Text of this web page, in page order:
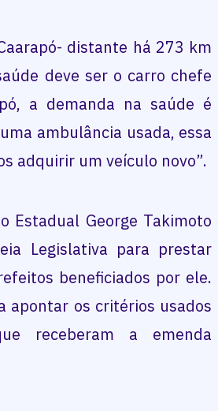
distante há 273 km
deve ser o carro chefe
a demanda na saúde é
ambulância usada, essa
adquirir um veículo novo”.
Estadual George Takimoto
Legislativa para prestar
beneficiados por ele.
apontar os critérios usados
receberam a emenda